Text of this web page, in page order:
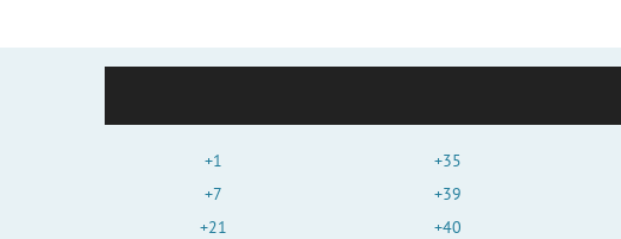
+1
+7
+21
+35
+39
+40